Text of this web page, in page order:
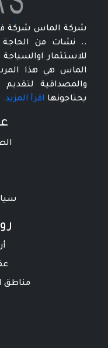
شركة الماس شركة
.. نشات من الحاجة
للاستثمار
الماس هي هذا
والمصداقية لتقديم
يحتاجونها اقرأ المزيد
مناطق